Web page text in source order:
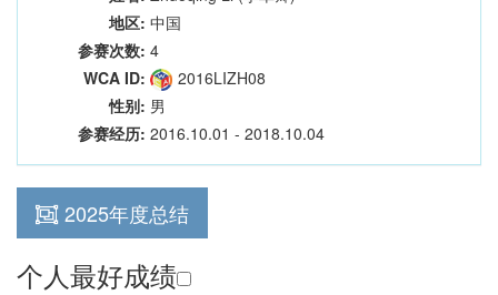
地区: 中国
参赛次数: 4
WCA ID:
2016LIZH08
性别: 男
参赛经历: 2016.10.01 - 2018.10.04
2025年度总结
个人最好成绩